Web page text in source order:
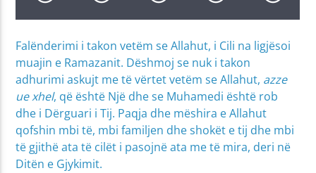
Falënderimi i takon vetëm se Allahut, i Cili na ligjësoi
muajin e Ramazanit. Dëshmoj se nuk i takon
adhurimi askujt me të vërtet vetëm se Allahut, azze
ue xhel, që është Një dhe se Muhamedi është rob
dhe i Dërguari i Tij. Paqja dhe mëshira e Allahut
qofshin mbi të, mbi familjen dhe shokët e tij dhe mbi
të gjithë ata të cilët i pasojnë ata me të mira, deri në
Ditën e Gjykimit.